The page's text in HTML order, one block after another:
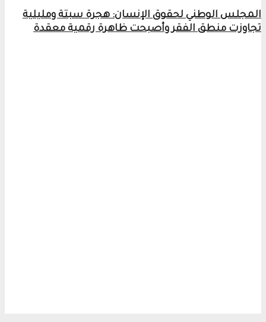
المجلس الوطني لحقوق الإنسان: هجرة سبتة ومليلية
تجاوزت منطق الفقر وأصبحت ظاهرة رقمية معقدة